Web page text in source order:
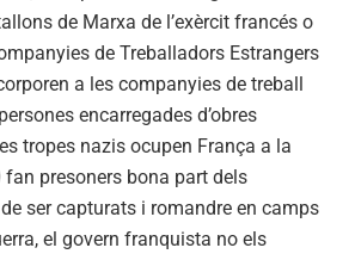
de Marxa de l’exèrcit francés o
de Treballadors Estrangers
a les companyies de treball
encarregades d’obres
tropes nazis ocupen França a la
presoners bona part dels
ser capturats i romandre en camps
el govern franquista no els